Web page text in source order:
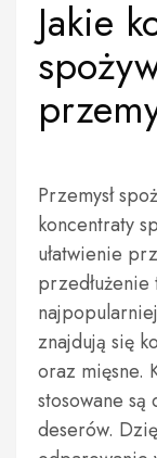
Jakie
Przemysł
koncentraty
ułatwienie
znajdują się
oraz mięsne.
stosowane
deserów.